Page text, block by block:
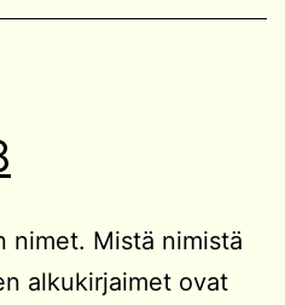
nimet. Mistä nimistä
alkukirjaimet ovat